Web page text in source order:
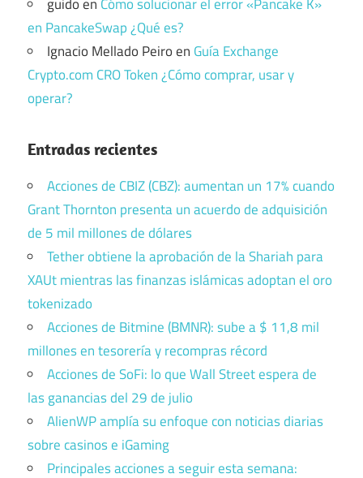
guidoen Cómo solucionar el error «Pancake K»
en PancakeSwap ¿Qué es?
Ignacio Mellado Peiroen Guía Exchange
Crypto.com CRO Token ¿Cómo comprar, usar y
operar?
Entradas recientes
Acciones de CBIZ (CBZ): aumentan un 17% cuando
Grant Thornton presenta un acuerdo de adquisición
de 5 mil millones de dólares
Tether obtiene la aprobación de la Shariah para
XAUt mientras las finanzas islámicas adoptan el oro
tokenizado
Acciones de Bitmine (BMNR): sube a $ 11,8 mil
millones en tesorería y recompras récord
Acciones de SoFi: lo que Wall Street espera de
las ganancias del 29 de julio
AlienWP amplía su enfoque con noticias diarias
sobre casinos e iGaming
Principales acciones a seguir esta semana: